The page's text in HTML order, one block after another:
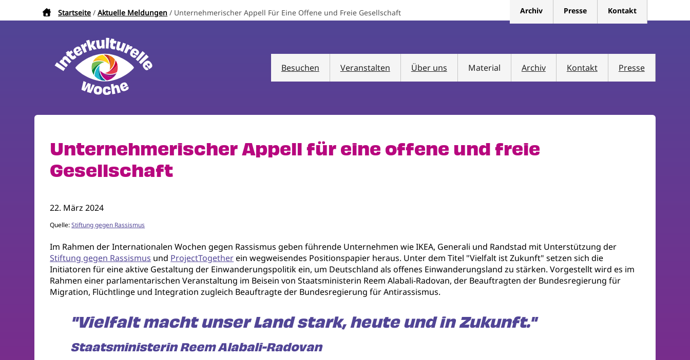
Pfadnavigation
Startseite Aktuelle Meldungen Unternehmerischer Appell Für Eine Offene und Freie Gesellschaft Archiv Presse Kontakt
Besuchen Veranstalten Über uns Material Archiv Kontakt Presse
Unternehmerischer Appell für eine offene und freie
Gesellschaft
22. März 2024
Quelle:Stiftung gegen Rassismus
Im Rahmen der Internationalen Wochen gegen Rassismus geben führende Unternehmen wie IKEA, Generali und Randstad mit Unterstützung der
Stiftung gegen Rassismus und ProjectTogetherein wegweisendes Positionspapier heraus. Unter dem Titel "Vielfalt ist Zukunft" setzen sich die
Initiatoren für eine aktive Gestaltung der Einwanderungspolitik ein, um Deutschland als offenes Einwanderungsland zu stärken. Vorgestellt wird es im
Rahmen einer parlamentarischen Veranstaltung im Beisein von Staatsministerin Reem Alabali-Radovan, der Beauftragten der Bundesregierung für
Migration, Flüchtlinge und Integration zugleich Beauftragte der Bundesregierung für Antirassismus.
"Vielfalt macht unser Land stark, heute und in Zukunft."
Staatsministerin Reem Alabali-Radovan